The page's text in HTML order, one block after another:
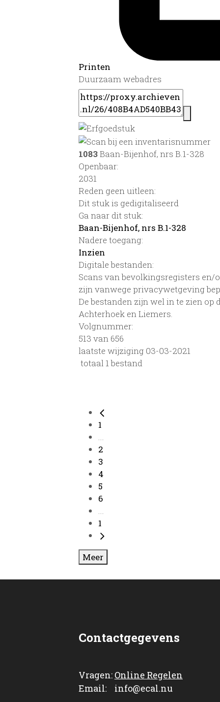
Printen
Duurzaam webadres
1083Baan-Bijenhof, nrs B.1-328
Openbaar:
2031
Reden geen uitleen:
Dit stuk is gedigitaliseerd
Ga naar dit stuk:
Baan-Bijenhof, nrs B.1-328
Nadere toegang:
Inzien
Digitale bestanden:
Scans van bevolkingsregisters en/
zijn vanwege privacywetgeving
De bestanden zijn wel in te zien
Achterhoek en Liemers.
Volgnummer:
513 van 656
laatste wijziging 03-03-2021
totaal 1 bestand
1
...
2
3
4
5
6
...
1
Meer
Contactgegevens
Vragen: Online Regelen
Email: info@ecal.nu